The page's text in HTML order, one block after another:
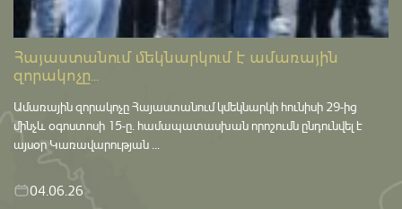
Հայաստանում մեկնարկում է ամառային
զորակոչը...
Ամառային զորակոչը Հայաստանում կմեկնարկի հունիսի 29-ից
մինչև օգոստոսի 15-ը․ համապատասխան որոշումն ընդունվել է
այսօր Կառավարության ...
04.06.26